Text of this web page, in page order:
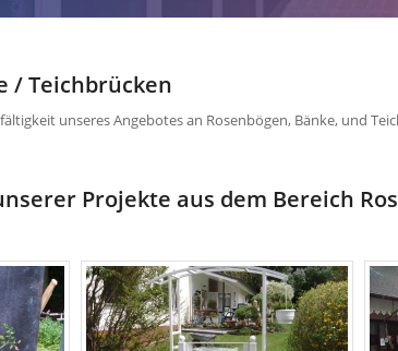
/ Teichbrücken
unseres Angebotes an Rosenbögen, Bänke, und
Projekte aus dem Bereich